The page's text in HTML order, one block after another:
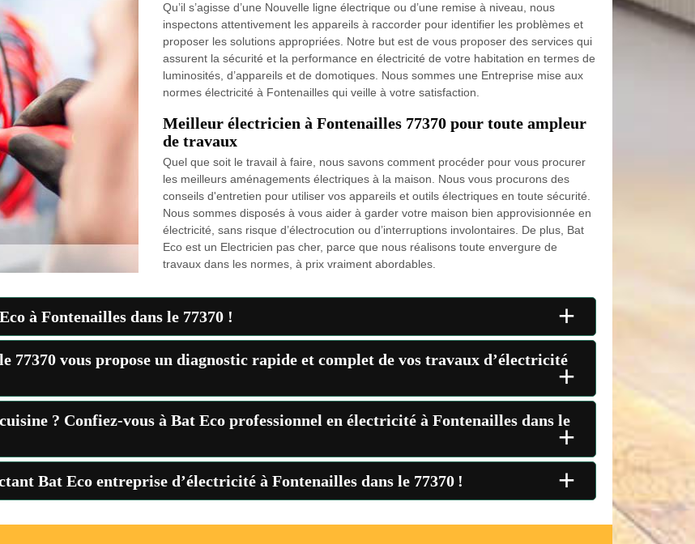
Qu’il s’agisse d’une Nouvelle ligne électrique ou d’une remise à niveau, nous
inspectons attentivement les appareils à raccorder pour identifier les problèmes et
proposer les solutions appropriées. Notre but est de vous proposer des services qui
assurent la sécurité et la performance en électricité de votre habitation en termes de
luminosités, d’appareils et de domotiques. Nous sommes une Entreprise mise aux
normes électricité à Fontenailles qui veille à votre satisfaction.
Meilleur électricien à Fontenailles 77370 pour toute ampleur
de travaux
Quel que soit le travail à faire, nous savons comment procéder pour vous procurer
les meilleurs aménagements électriques à la maison. Nous vous procurons des
conseils d'entretien pour utiliser vos appareils et outils électriques en toute sécurité.
Nous sommes disposés à vous aider à garder votre maison bien approvisionnée en
électricité, sans risque d’électrocution ou d’interruptions involontaires. De plus, Bat
Eco est un Electricien pas cher, parce que nous réalisons toute envergure de
travaux dans les normes, à prix vraiment abordables.
à Fontenailles dans le 77370 ! +
77370 vous propose un diagnostic rapide et complet de vos travaux d’électricité+
? Confiez-vous à Bat Eco professionnel en électricité à Fontenailles dans le
+
Bat Eco entreprise d’électricité à Fontenailles dans le 77370 ! +